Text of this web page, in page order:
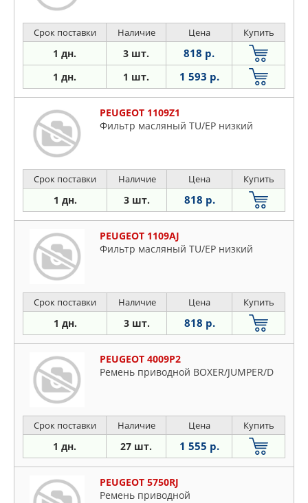
Срок поставки Наличие Цена Купить
1 дн. 3 шт. 818 р.
1 дн. 1 шт. 1 593 р.
PEUGEOT 1109Z1
Фильтр масляный TU/EP низкий
Срок поставки Наличие Цена Купить
1 дн. 3 шт. 818 р.
PEUGEOT 1109AJ
Фильтр масляный TU/EP низкий
Срок поставки Наличие Цена Купить
1 дн. 3 шт. 818 р.
PEUGEOT 4009P2
Ремень приводной BOXER/JUMPER/D
Срок поставки Наличие Цена Купить
1 дн. 27 шт. 1 555 р.
PEUGEOT 5750RJ
Ремень приводной